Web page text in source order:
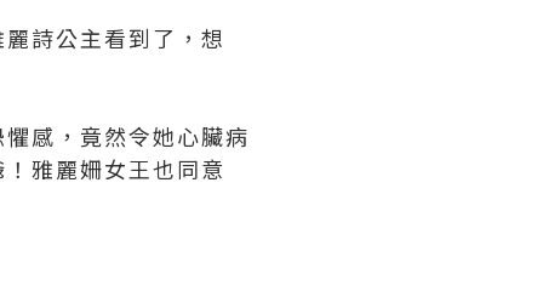
詩公主看到了，想
感，竟然令她心臟病
雅麗姍女王也同意